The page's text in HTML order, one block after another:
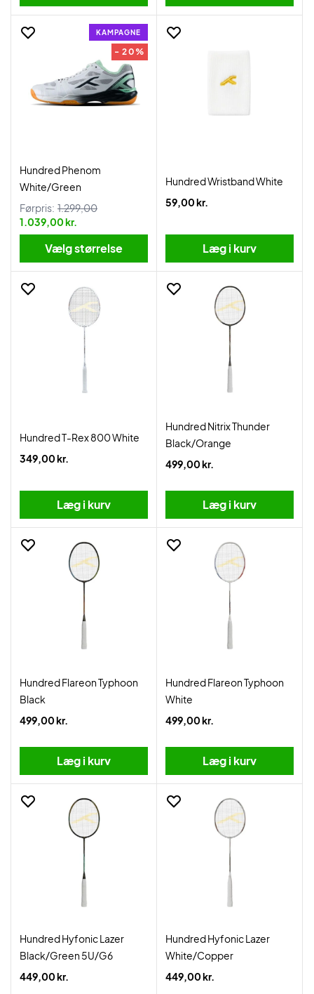
KAMPAGNE
- 20%
Hundred Phenom
White/Green
Førpris: 1.299,00
1.039,00 kr.
Vælg størrelse
Hundred Wristband White
59,00 kr.
Læg i kurv
Hundred T-Rex 800 White
349,00 kr.
Læg i kurv
Hundred Nitrix Thunder
Black/Orange
499,00 kr.
Læg i kurv
Hundred Flareon Typhoon
Black
499,00 kr.
Læg i kurv
Hundred Flareon Typhoon
White
499,00 kr.
Læg i kurv
Hundred Hyfonic Lazer
Black/Green 5U/G6
449,00 kr.
Hundred Hyfonic Lazer
White/Copper
449,00 kr.